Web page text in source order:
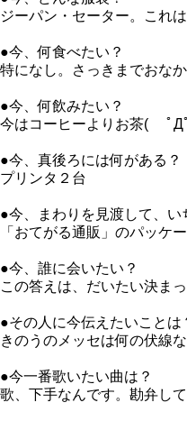
ジーパン・セーター。これ
●今、何食べたい？
特になし。さっきまでおな
●今、何飲みたい？
今はコーヒーよりお茶( ﾟД
●今、真後ろには何がある？
プリンタ２台
●今、まわりを見渡して、い
「おてがる通販」のパッケ
●今、誰に会いたい？
この答えは、だいたい決ま
●その人に今伝えたいことは
きのうのメッセは何の伏線
●今一番歌いたい曲は？
歌、下手なんです。勘弁して